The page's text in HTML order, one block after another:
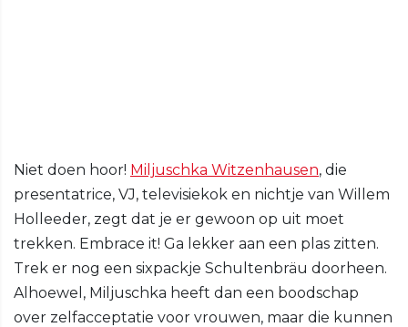
Niet doen hoor! Miljuschka Witzenhausen, die
presentatrice, VJ, televisiekok en nichtje van Willem
Holleeder, zegt dat je er gewoon op uit moet
trekken. Embrace it! Ga lekker aan een plas zitten.
Trek er nog een sixpackje Schultenbräu doorheen.
Alhoewel, Miljuschka heeft dan een boodschap
over zelfacceptatie voor vrouwen, maar die kunnen